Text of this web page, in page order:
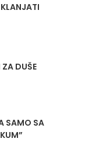
DUŠE
SAMO SA